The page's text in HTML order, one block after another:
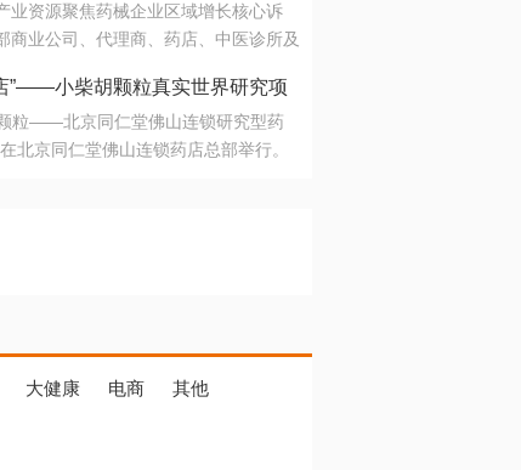
大会，赋能工商对接、终端运营
同质化“内卷”已无出路，全产业链协
键。 本届大会以 “重构生态，定义未
药物制剂、CGT、多肽与小核酸的技
。 我们致力于打破壁垒，让“实验
付端”深度对话，更让监管、产业、资
业资源聚焦药械企业区域增长核心诉
商业公司、代理商、药店、中医诊所及
布局
”——小柴胡颗粒真实世界研究项
动
粒——北京同仁堂佛山连锁研究型药
北京同仁堂佛山连锁药店总部举行。
大健康 电商
其他